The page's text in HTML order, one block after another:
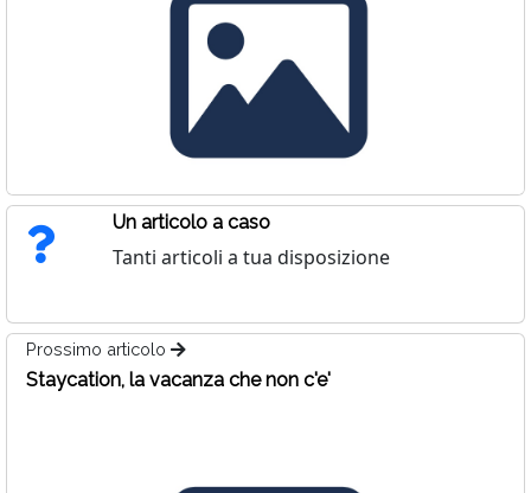
Un articolo a caso
Tanti articoli a tua disposizione
Prossimo articolo
Staycation, la vacanza che non c'e'